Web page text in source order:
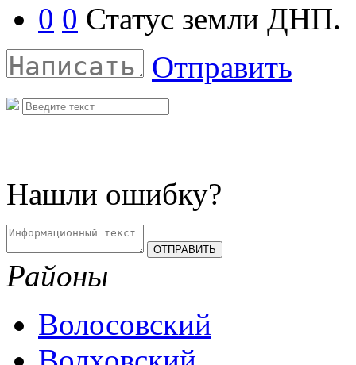
0 0 Статус земли ДНП.
Отправить
Нашли ошибку?
Районы
Волосовский